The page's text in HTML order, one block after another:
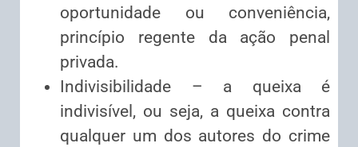
oportunidade ou conveniência,
princípio regente da ação penal
privada.
Indivisibilidade – a queixa é
indivisível, ou seja, a queixa contra
qualquer um dos autores do crime